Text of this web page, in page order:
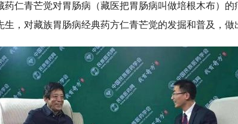
药仁青芒觉对胃肠病（藏医把胃肠病叫做培根木布）
，对藏族胃肠病经典药方仁青芒觉的发掘和普及，做